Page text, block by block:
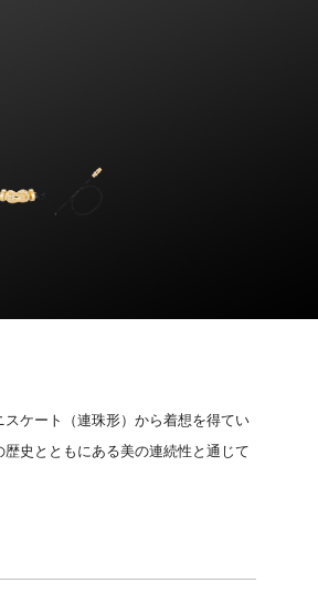
ケート（連珠形）から着想を得てい
史とともにある美の連続性と通じて